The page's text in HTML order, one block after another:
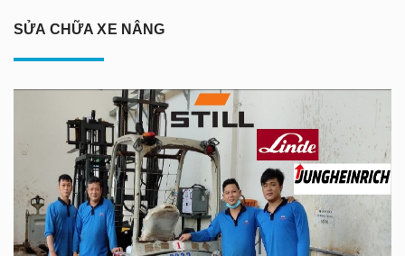
SỬA CHỮA XE NÂNG